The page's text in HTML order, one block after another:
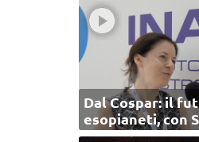
Dal Cospar: il
esopianeti, con